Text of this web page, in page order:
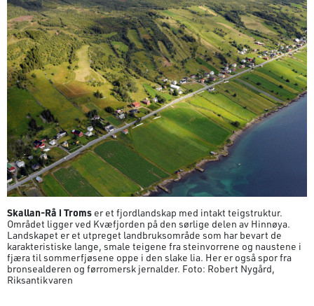
Skallan-Rå i Troms er et fjordlandskap med intakt teigstruktur.
Området ligger ved Kvæfjorden på den sørlige delen av Hinnøya.
Landskapet er et utpreget landbruksområde som har bevart de
karakteristiske lange, smale teigene fra steinvorrene og naustene i
fjæra til sommerfjøsene oppe i den slake lia. Her er også spor fra
bronsealderen og førromersk jernalder. Foto: Robert Nygård,
Riksantikvaren